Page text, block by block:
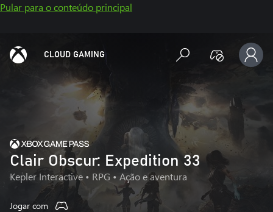
Pular para o conteúdo principal
CLOUD GAMING
Clair Obscur: Expedition 33
Kepler Interactive • RPG • Ação e aventura
Jogar com